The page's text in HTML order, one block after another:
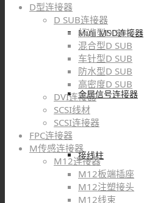
Mini MSD连接器
金属信号连接器
接线柱
D型连接器
D SUB连接器
标准型D SUB
混合型D SUB
车针型D SUB
防水型D SUB
高密度D SUB
DVI连接器
SCSI线材
SCSI连接器
FPC连接器
M传感连接器
M12连接器
M12板端插座
M12注塑接头
M12线束